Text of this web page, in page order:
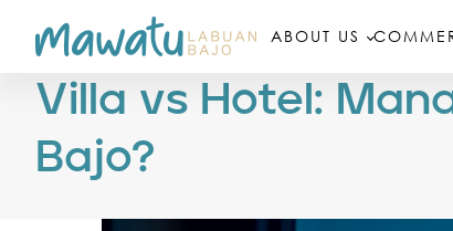
ABOUT US
Villa vs Hotel:
Bajo?